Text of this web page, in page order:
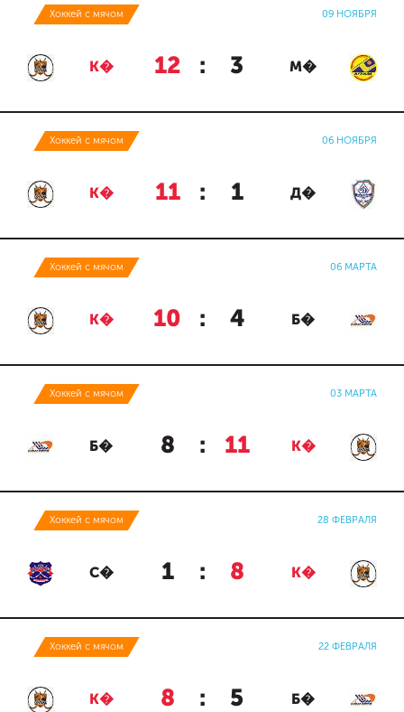
Хоккей с мячом 09 НОЯБРЯ
К� 12 : 3 М�
Хоккей с мячом 06 НОЯБРЯ
К� 11 : 1 Д�
Хоккей с мячом 06 МАРТА
К� 10 : 4 Б�
Хоккей с мячом 03 МАРТА
Б� 8 : 11 К�
Хоккей с мячом 28 ФЕВРАЛЯ
С� 1 : 8 К�
Хоккей с мячом 22 ФЕВРАЛЯ
К� 8 : 5 Б�